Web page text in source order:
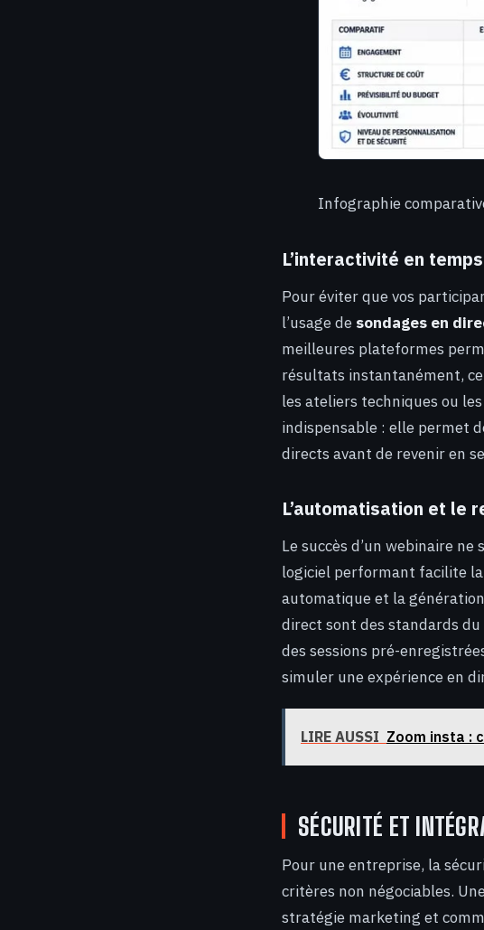
Infographie
L’interactivité en
Pour éviter que vos
l’usage de sondages en
meilleures plateformes
résultats instantanément,
les ateliers techniques ou
indispensable : elle permet
directs avant de revenir en
L’automatisation et le
Le succès d’un webinaire
logiciel performant facilite la
automatique et la
direct sont des standards
des sessions pré-
simuler une expérience en
LIRE AUSSI Zoom insta :
SÉCURITÉ ET
Pour une entreprise, la
critères non négociables.
stratégie marketing et